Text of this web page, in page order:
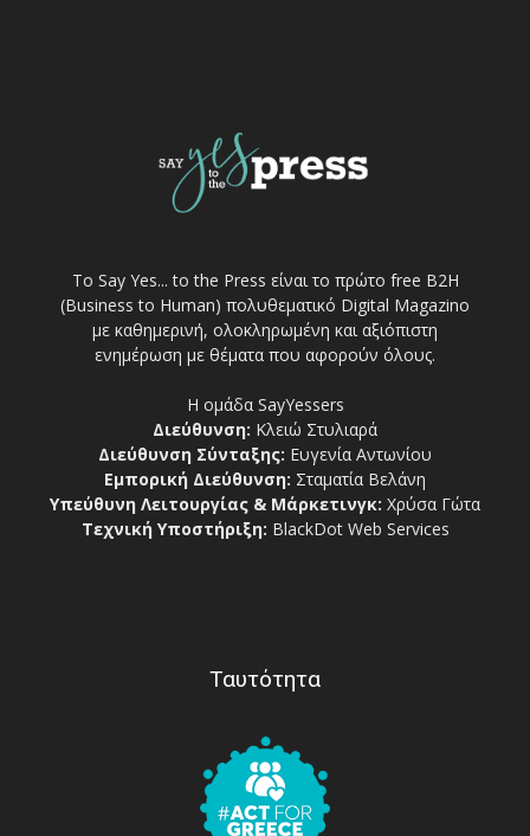
Το Say Yes... to the Press είναι το πρώτο free Β2Η
(Business to Human) πολυθεματικό Digital Magazino
με καθημερινή, ολοκληρωμένη και αξιόπιστη
ενημέρωση με θέματα που αφορούν όλους.
Η ομάδα SayYessers
Διεύθυνση: Κλειώ Στυλιαρά
Διεύθυνση Σύνταξης: Ευγενία Αντωνίου
Εμπορική Διεύθυνση: Σταματία Βελάνη
Υπεύθυνη Λειτουργίας & Μάρκετινγκ: Χρύσα Γώτα
Τεχνική Υποστήριξη: BlackDot Web Services
Ταυτότητα